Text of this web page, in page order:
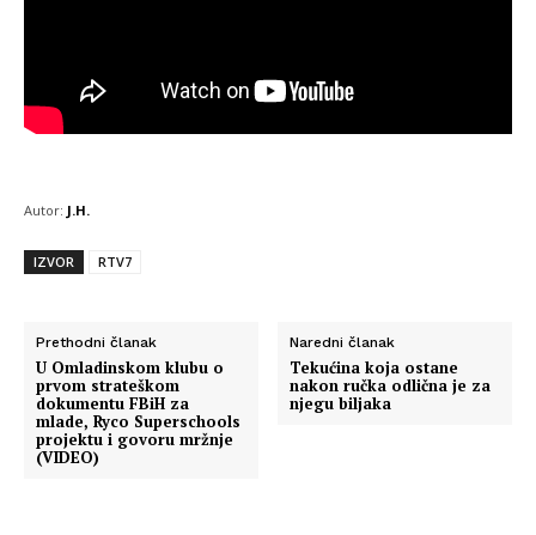
Autor: J.H.
IZVOR RTV7
Prethodni članak
U Omladinskom klubu o
prvom strateškom
dokumentu FBiH za
mlade, Ryco Superschools
projektu i govoru mržnje
(VIDEO)
Naredni članak
Tekućina koja ostane
nakon ručka odlična je za
njegu biljaka